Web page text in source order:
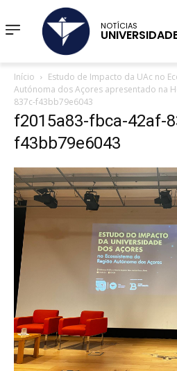
NOTÍCIAS
Início
Estudo de Impacto da UAc no
Autónoma dos Açores apresentado na
837c-f43bb79e6043
f2015a83-fbca-42af-
f43bb79e6043